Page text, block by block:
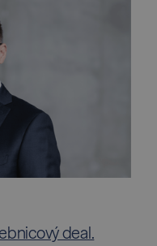
deal.